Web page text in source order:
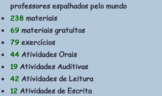
professores espalhados pelo mundo
238 materiais
69 materiais gratuitos
79 exercícios
44 Atividades Orais
19 Atividades Auditivas
42 Atividades de Leitura
12 Atividades de Escrita